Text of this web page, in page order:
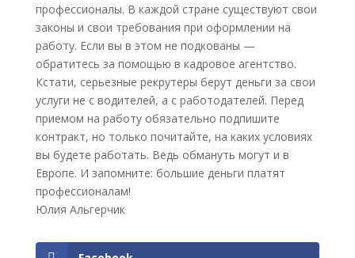
профессионалы. В каждой стране существуют свои
законы и свои требования при оформлении на
работу. Если вы в этом не подкованы —
обратитесь за помощью в кадровое агентство.
Кстати, серьезные рекрутеры берут деньги за свои
услуги не с водителей, а с работодателей. Перед
приемом на работу обязательно подпишите
контракт, но только почитайте, на каких условиях
вы будете работать. Ведь обмануть могут и в
Европе. И запомните: большие деньги платят
профессионалам!
Юлия Альгерчик